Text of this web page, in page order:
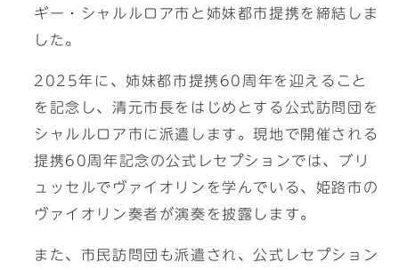
ギー・シャルルロア市と姉妹都市提携を締結しま
した。
2025年に、姉妹都市提携60周年を迎えること
を記念し、清元市長をはじめとする公式訪問団を
シャルルロア市に派遣します。現地で開催される
提携60周年記念の公式レセプションでは、ブリ
ュッセルでヴァイオリンを学んでいる、姫路市の
ヴァイオリン奏者が演奏を披露します。
また、市民訪問団も派遣され、公式レセプション